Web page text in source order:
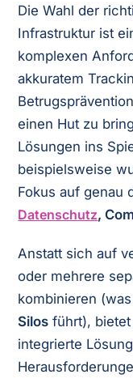
Die Wahl der
Infrastruktur ist
komplexen
akkuratem
einen Hut zu
Lösungen ins
beispielsweise
Fokus auf genau
Datenschutz,
Anstatt sich auf
oder mehrere
kombinieren
Silos führt),
integrierte